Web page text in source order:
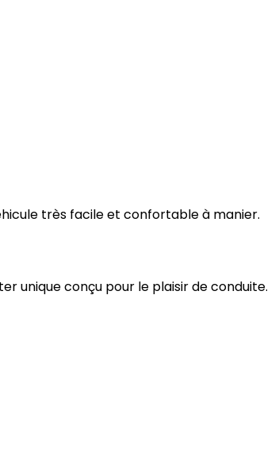
très facile et confortable à manier.
unique conçu pour le plaisir de conduite.